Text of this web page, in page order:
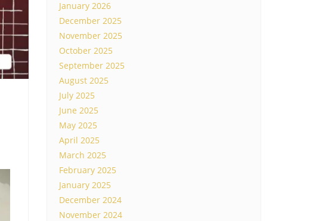
January 2026
December 2025
November 2025
October 2025
September 2025
August 2025
July 2025
June 2025
May 2025
April 2025
March 2025
February 2025
January 2025
December 2024
November 2024